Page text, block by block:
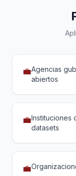
💼Agencias
abiertos
💼Instituciones
datasets
💼